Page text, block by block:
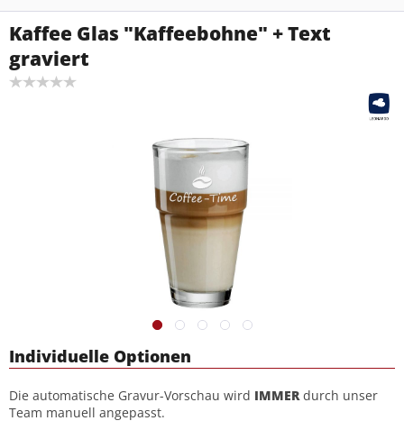
Kaffee Glas "Kaffeebohne" + Text
graviert
Individuelle Optionen
Die automatische Gravur-Vorschau wird IMMERdurch unser
Team manuell angepasst.